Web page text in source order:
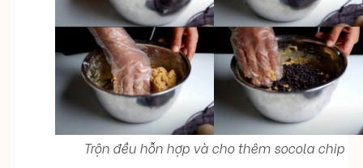
Trộn đều hỗn hợp và cho thêm socola chip